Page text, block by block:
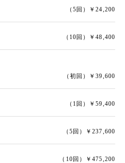
（5回）￥24,200
（10回）￥48,400
（初回）￥39,600
（1回）￥59,400
（5回）￥237,600
（10回）￥475,200